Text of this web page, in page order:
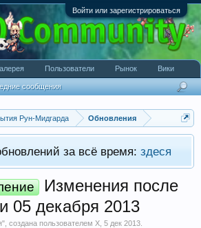
Войти или зарегистрироваться
Рун-Мидгарда Обновления
за всё время: здеся
Изменения после
05 декабря 2013
", создана пользователем X 5 дек 2013
сообщения
Пользователи Рынок Вики